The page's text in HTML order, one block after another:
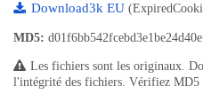
Download3k EU
MD5:
Les fichiers sont les originaux.
l'intégrité des fichiers. Vérifiez